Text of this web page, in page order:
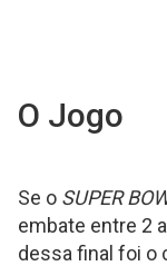
O Jogo
Se o SUPER
embate entre 2
dessa final foi o